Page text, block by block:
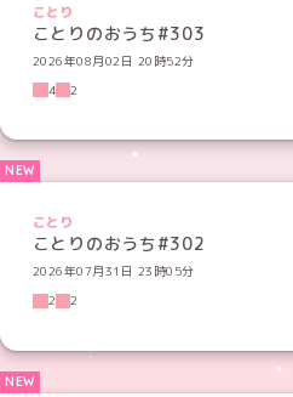
ことり
ことりのおうち#303
2026年08月02日 20時52分
4
2
ことり
ことりのおうち#302
2026年07月31日 23時05分
2
2